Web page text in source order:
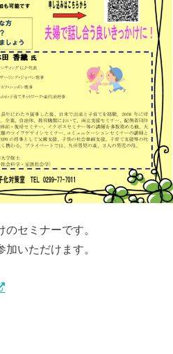
セミナーです。
いただけます。